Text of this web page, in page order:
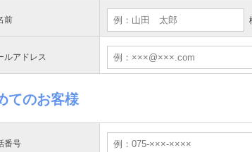
前
ルアドレス
てのお客様
番号